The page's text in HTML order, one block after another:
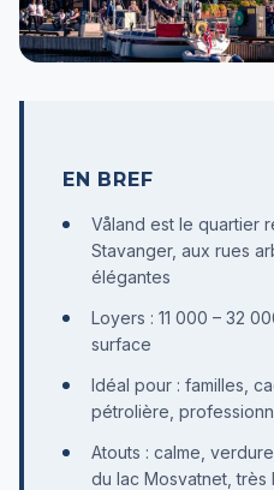
EN BREF
Våland est le quartier
Stavanger, aux rues
élégantes
Loyers : 11 000 – 32
surface
Idéal pour : familles,
pétrolière,
Atouts : calme,
du lac Mosvatnet, très